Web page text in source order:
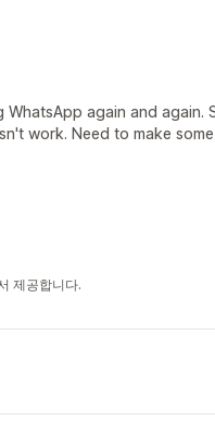
WhatsApp again and again.
work. Need to make
제공합니다.